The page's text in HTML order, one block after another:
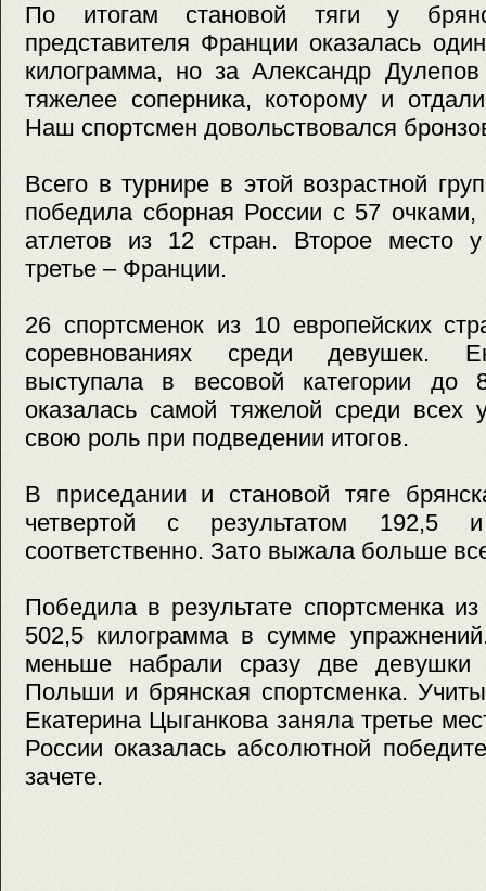
По итогам становой тяги у
представителя Франции оказалась
килограмма, но за Александр
тяжелее соперника, которому и
Наш спортсмен довольствовался
Всего в турнире в этой возрастной
победила сборная России с 57 очками,
атлетов из 12 стран. Второе место
третье – Франции.
26 спортсменок из 10 европейских
соревнованиях среди девушек.
выступала в весовой категории до
оказалась самой тяжелой среди всех
свою роль при подведении итогов.
В приседании и становой тяге
четвертой с результатом 192,5
соответственно. Зато выжала больше
Победила в результате спортсменка
502,5 килограмма в сумме
меньше набрали сразу две девушки
Польши и брянская спортсменка.
Екатерина Цыганкова заняла третье
России оказалась абсолютной
зачете.